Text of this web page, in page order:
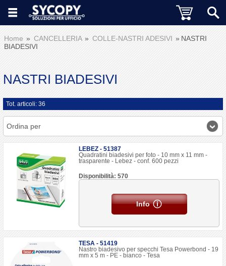
Home CANCELLERIA COLLE-NASTRI ADESIVI
NASTRI
BIADESIVI
NASTRI BIADESIVI
Tot. articoli: 36
Ordina per
LEBEZ - 51387
Quadratini biadesivi per foto - 10 mm x 11 mm -
trasparente - Lebez - conf. 600 pezzi
Disponibilità: 570
Info
TESA - 51419
Nastro biadesivo per specchi Tesa Powerbond - 19
mm x 5 m - PE - bianco - Tesa